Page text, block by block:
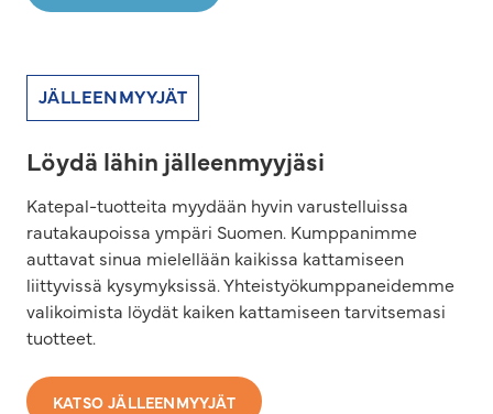
JÄLLEENMYYJÄT
Löydä lähin jälleenmyyjäsi
Katepal-tuotteita myydään hyvin varustelluissa
rautakaupoissa ympäri Suomen. Kumppanimme
auttavat sinua mielellään kaikissa kattamiseen
liittyvissä kysymyksissä. Yhteistyökumppaneidemme
valikoimista löydät kaiken kattamiseen tarvitsemasi
tuotteet.
KATSO JÄLLEENMYYJÄT